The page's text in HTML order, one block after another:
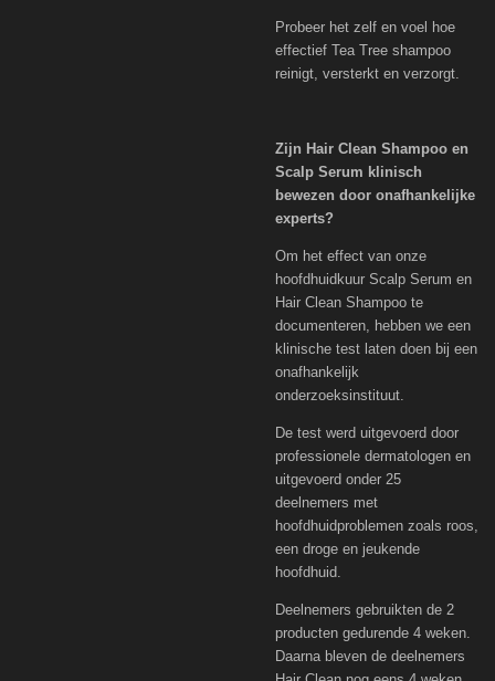
Probeer het zelf en voel hoe
effectief Tea Tree shampoo
reinigt, versterkt en verzorgt.
Zijn Hair Clean Shampoo en
Scalp Serum klinisch
bewezen door onafhankelijke
experts?
Om het effect van onze
hoofdhuidkuur Scalp Serum en
Hair Clean Shampoo te
documenteren, hebben we een
klinische test laten doen bij een
onafhankelijk
onderzoeksinstituut.
De test werd uitgevoerd door
professionele dermatologen en
uitgevoerd onder 25
deelnemers met
hoofdhuidproblemen zoals roos,
een droge en jeukende
hoofdhuid.
Deelnemers gebruikten de 2
producten gedurende 4 weken.
Daarna bleven de deelnemers